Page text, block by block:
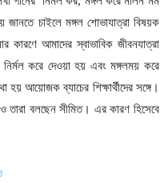
জানতে চাইলে মঙ্গল শোভাযাত্রা বিষয়ক
আমাদের স্বাভাবিক জীবনযাত্রা
করে দেওয়া হয় এবং মঙ্গলময় করে
আয়োজক ব্যাচের শিক্ষার্থীদের সঙ্গে।
বলছেন সীমিত। এর কারণ হিসেবে